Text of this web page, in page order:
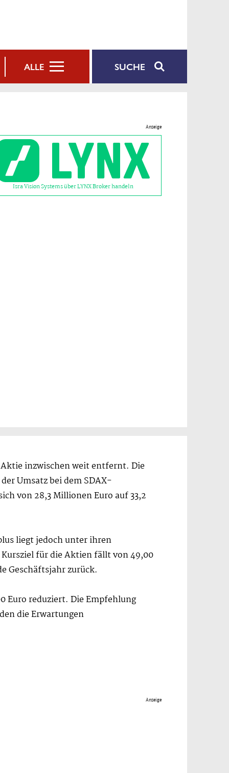
SUCHE
ALLE
Anzeige
Isra Vision Systems über LYNX Broker handeln
Aktie inzwischen weit entfernt. Die
Umsatz bei dem SDAX-
von 28,3 Millionen Euro auf 33,2
liegt jedoch unter ihren
für die Aktien fällt von 49,00
Geschäftsjahr zurück.
Euro reduziert. Die Empfehlung
die Erwartungen
Anzeige